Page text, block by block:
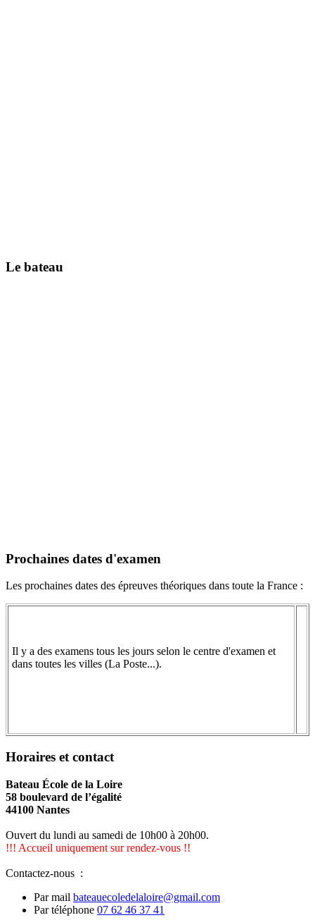
Le bateau
Prochaines dates d'examen
Les prochaines dates des épreuves théoriques dans toute la France :
Il y a des examens tous les jours selon le centre d'examen et
dans toutes les villes (La Poste...).
Horaires et contact
Bateau École de la Loire
58 boulevard de l’égalité
44100 Nantes
Ouvert du lundi au samedi de 10h00 à 20h00.
!!! Accueil uniquement sur rendez-vous !!
Contactez-nous :
Par mail bateauecoledelaloire@gmail.com
Par téléphone 07 62 46 37 41